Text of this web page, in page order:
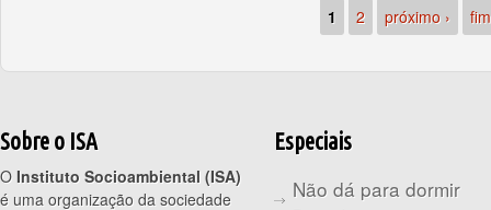
1 2 próximo ›
Sobre o ISA
O Instituto Socioambiental (ISA)
é uma organização da sociedade
Especiais
Não dá para dormir